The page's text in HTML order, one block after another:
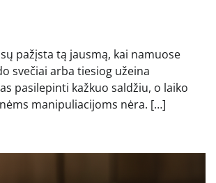
pažįsta tą jausmą, kai namuose
svečiai arba tiesiog užeina
pasilepinti kažkuo saldžiu, o laiko
manipuliacijoms nėra. […]